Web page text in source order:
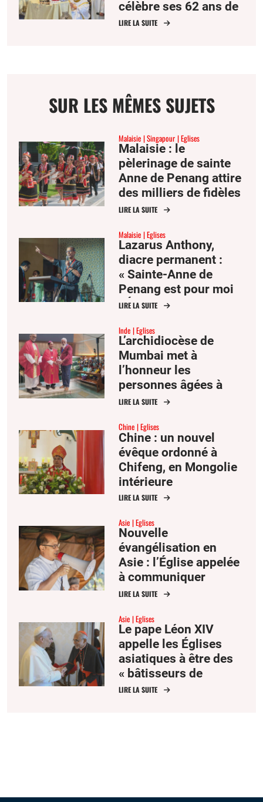
célèbre ses 62 ans de
sacerdoce
LIRE LA SUITE
SUR LES MÊMES SUJETS
Malaisie Singapour Eglises
Malaisie : le
pèlerinage de sainte
Anne de Penang attire
des milliers de fidèles
d’Asie du Sud-Est
LIRE LA SUITE
Malaisie Eglises
Lazarus Anthony,
diacre permanent :
« Sainte-Anne de
Penang est pour moi
l’Église comme mère
LIRE LA SUITE
Inde Eglises
L’archidiocèse de
Mumbai met à
l’honneur les
personnes âgées à
l’occasion de la fête
Anne
LIRE LA SUITE
Chine Eglises
Chine : un nouvel
évêque ordonné à
Chifeng, en Mongolie
intérieure
LIRE LA SUITE
Asie Eglises
Nouvelle
évangélisation en
Asie : l’Église appelée
à communiquer
l’espérance
LIRE LA SUITE
Asie Eglises
Le pape Léon XIV
appelle les Églises
asiatiques à être des
« bâtisseurs de
communion »
LIRE LA SUITE